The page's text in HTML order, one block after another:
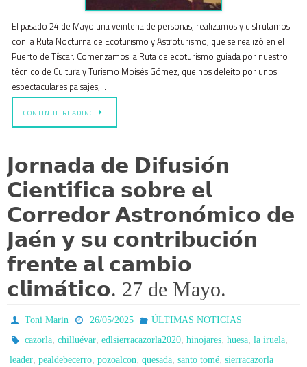
El pasado 24 de Mayo una veintena de personas, realizamos y disfrutamos
con la Ruta Nocturna de Ecoturismo y Astroturismo, que se realizó en el
Puerto de Tíscar. Comenzamos la Ruta de ecoturismo guiada por nuestro
técnico de Cultura y Turismo Moisés Gómez, que nos deleito por unos
espectaculares paisajes,…
CONTINUE READING
𝗝𝗼𝗿𝗻𝗮𝗱𝗮 𝗱𝗲 𝗗𝗶𝗳𝘂𝘀𝗶𝗼́𝗻
𝗖𝗶𝗲𝗻𝘁𝗶́𝗳𝗶𝗰𝗮 𝘀𝗼𝗯𝗿𝗲 𝗲𝗹
𝗖𝗼𝗿𝗿𝗲𝗱𝗼𝗿 𝗔𝘀𝘁𝗿𝗼𝗻𝗼́𝗺𝗶𝗰𝗼 𝗱𝗲
𝗝𝗮𝗲́𝗻 𝘆 𝘀𝘂 𝗰𝗼𝗻𝘁𝗿𝗶𝗯𝘂𝗰𝗶𝗼́𝗻
𝗳𝗿𝗲𝗻𝘁𝗲 𝗮𝗹 𝗰𝗮𝗺𝗯𝗶𝗼
𝗰𝗹𝗶𝗺𝗮́𝘁𝗶𝗰𝗼. 27 de Mayo.
Toni Marin 26/05/2025
ÚLTIMAS NOTICIAS
cazorla,chilluévar,edlsierracazorla2020,hinojares,huesa,la iruela,
leader, pealdebecerro, pozoalcon, quesada, santo tomé, sierracazorla